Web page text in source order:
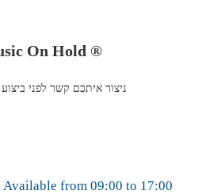
On Hold ®
ניצור איתכם קשר לפני
Available from 09:00 to 17:00